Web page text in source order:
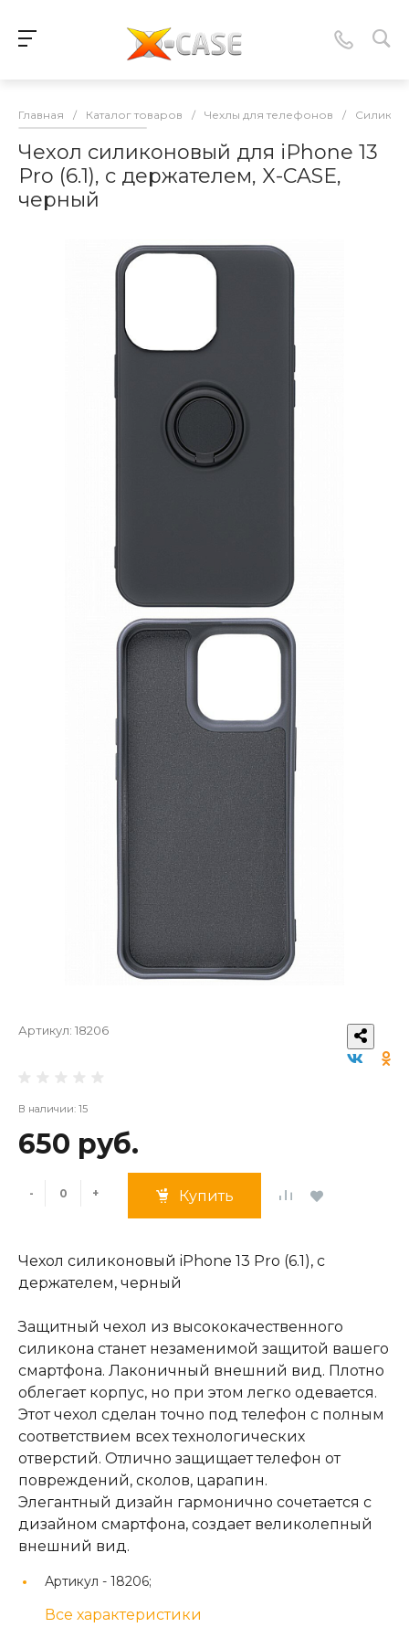
Главная / Каталог товаров / Чехлы для телефонов /
Чехол силиконовый для iPhone 13
Pro (6.1), с держателем, X-CASE,
черный
Артикул: 18206
В наличии: 15
650 руб.
- + Купить
Чехол силиконовый iPhone 13 Pro (6.1), с
держателем, черный
Защитный чехол из высококачественного
силикона станет незаменимой защитой вашего
смартфона. Лаконичный внешний вид. Плотно
облегает корпус, но при этом легко одевается.
Этот чехол сделан точно под телефон с полным
соответствием всех технологических
отверстий. Отлично защищает телефон от
повреждений, сколов, царапин.
Элегантный дизайн гармонично сочетается с
дизайном смартфона, создает великолепный
внешний вид.
Артикул - 18206;
Все характеристики